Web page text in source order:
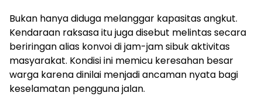
Bukan hanya diduga melanggar kapasitas angkut.
Kendaraan raksasa itu juga disebut melintas secara
beriringan alias konvoi di jam-jam sibuk aktivitas
masyarakat. Kondisi ini memicu keresahan besar
warga karena dinilai menjadi ancaman nyata bagi
keselamatan pengguna jalan.